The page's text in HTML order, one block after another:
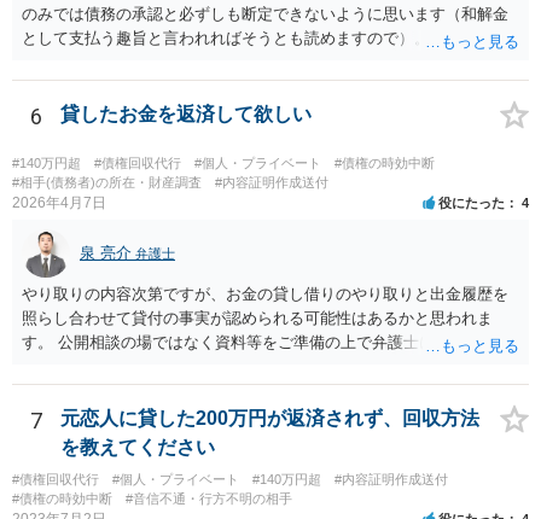
のみでは債務の承認と必ずしも断定できないように思います（和解金
として支払う趣旨と言われればそうとも読めますので）。 個別具体的
いところがございますので、これまでの電話内容やメールの文面、訴
訟の経過に関する記録等を持って近隣の弁護士にご相談された方がよ
6 貸したお金を返済して欲しい
#140万円超 #債権回収代行 #個人・プライベート
#債権の時効中断
#相手(債務者)の所在・財産調査
#内容証明作成送付
2026年4月7日 役にたった 4
泉 亮介 弁護士
やり取りの内容次第ですが、お金の貸し借りのやり取りと出金履歴を
照らし合わせて貸付の事実が認められる可能性はあるかと思われま
す。 公開相談の場ではなく資料等をご準備の上で弁護士に個別相談さ
7
元恋人に貸した200万円が返済されず、回収方法
を教えてください
#債権回収代行 #個人・プライベート #140万円超
#内容証明作成送付
#債権の時効中断
#音信不通・行方不明の相手